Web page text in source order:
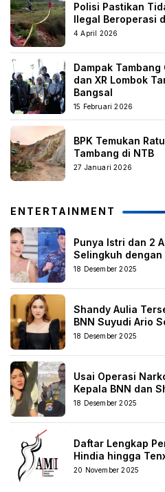
Polisi Pastikan
Ilegal Beroperasi
4 April 2026
Dampak
dan XR Lombok
Bangsal
15 Februari 2026
BPK Temukan
Tambang di NTB
27 Januari 2026
ENTERTAINMENT
Punya Istri dan 2
Selingkuh dengan
18 Desember 2025
Shandy Aulia
BNN Suyudi Ario
18 Desember 2025
Usai Operasi
Kepala BNN dan
18 Desember 2025
Daftar Lengkap
Hindia hingga
20 November 2025